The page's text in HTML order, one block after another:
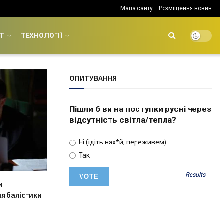
Мапа сайту Розміщення новин
ТЕХНОЛОГІЇ
балістики
ОПИТУВАННЯ
Пішли б ви на поступки русні через
відсутність світла/тепла?
Ні (ідіть нах*й, переживем)
Так
Results